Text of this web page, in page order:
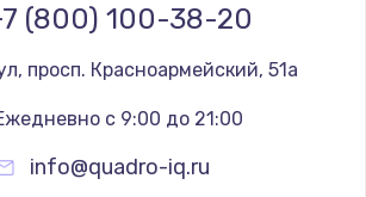
Замена реле
термопредохранителя
700 руб.
(800) 100-38-20
, просп. Красноармейский, 51а
с 9:00 до 21:00
info@quadro-iq.ru